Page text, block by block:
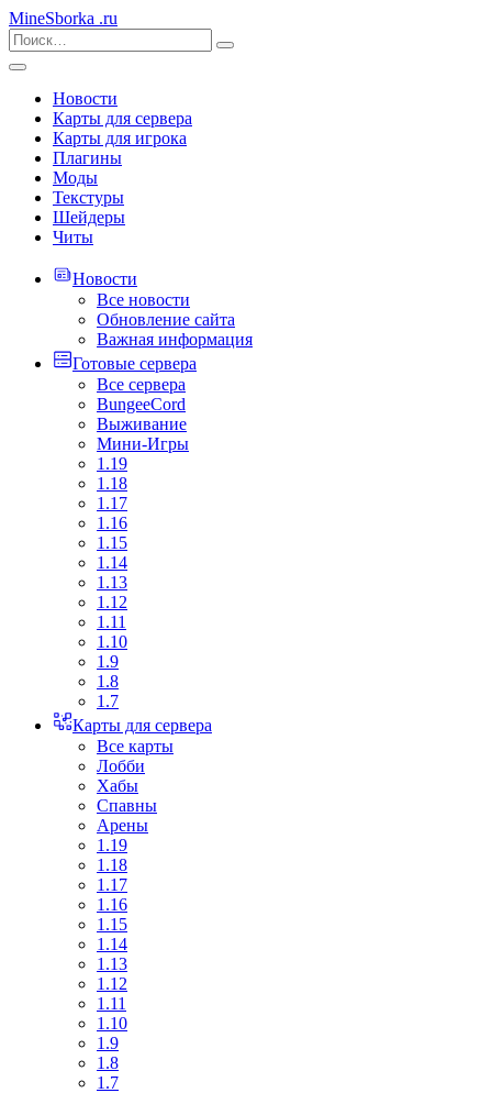
MineSborka .ru
Новости
Карты для сервера
Карты для игрока
Плагины
Моды
Текстуры
Шейдеры
Читы
Новости
Все новости
Обновление сайта
Важная информация
Готовые сервера
Все сервера
BungeeCord
Выживание
Мини-Игры
1.19
1.18
1.17
1.16
1.15
1.14
1.13
1.12
1.11
1.10
1.9
1.8
1.7
Карты для сервера
Все карты
Лобби
Хабы
Спавны
Арены
1.19
1.18
1.17
1.16
1.15
1.14
1.13
1.12
1.11
1.10
1.9
1.8
1.7